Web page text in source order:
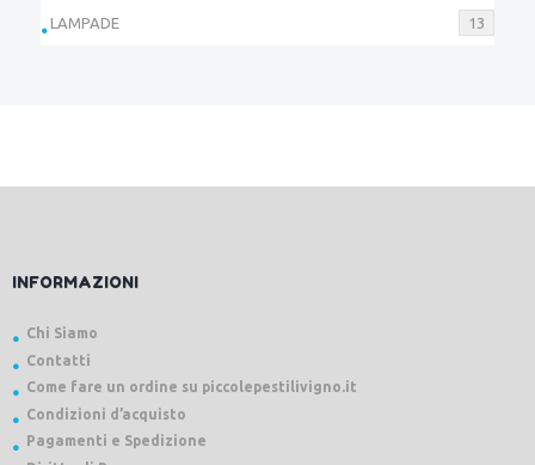
LAMPADE 13
INFORMAZIONI
Chi Siamo
Contatti
Come fare un ordine su piccolepestilivigno.it
Condizioni d’acquisto
Pagamenti e Spedizione